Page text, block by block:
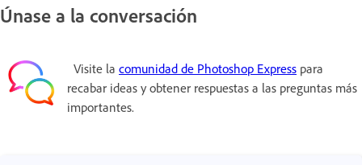
Únase a la conversación
Visite la comunidad de Photoshop Express para
recabar ideas y obtener respuestas a las preguntas más
importantes.